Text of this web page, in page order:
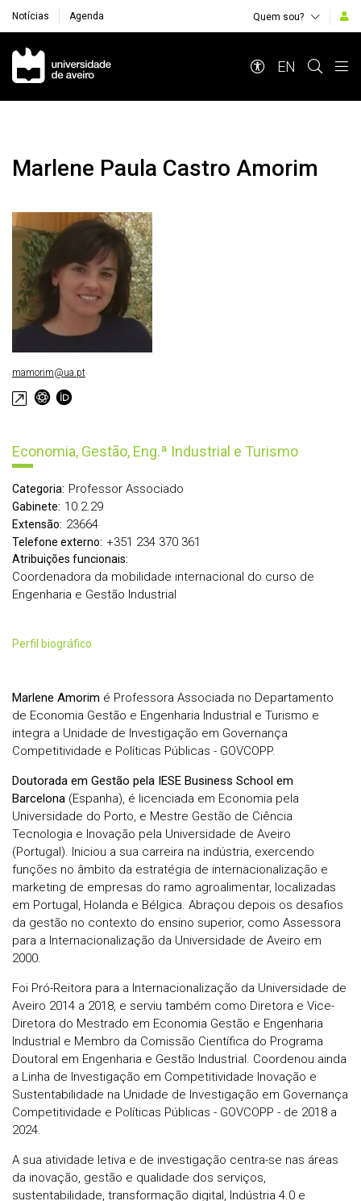
Notícias Agenda Quem sou?
Navegação Principal
EN
Marlene Paula Castro Amorim
Economia, Gestão, Eng.ª Industrial e Turismo
Categoria: Professor Associado
Gabinete: 10.2.29
Extensão: 23664
Telefone externo: +351 234 370 361
Atribuições funcionais:
Coordenadora da mobilidade internacional do curso de
Engenharia e Gestão Industrial
perfil biográfico
Marlene Amorim é Professora Associada no Departamento
de Economia Gestão e Engenharia Industrial e Turismo e
integra a Unidade de Investigação em Governança
Competitividade e Políticas Públicas - GOVCOPP.
Doutorada em Gestão pela IESE Business School em
Barcelona (Espanha), é licenciada em Economia pela
Universidade do Porto, e Mestre Gestão de Ciência
Tecnologia e Inovação pela Universidade de Aveiro
(Portugal). Iniciou a sua carreira na indústria, exercendo
funções no âmbito da estratégia de internacionalização e
marketing de empresas do ramo agroalimentar, localizadas
em Portugal, Holanda e Bélgica. Abraçou depois os desafios
da gestão no contexto do ensino superior, como Assessora
para a Internacionalização da Universidade de Aveiro em
2000.
Foi Pró-Reitora para a Internacionalização da Universidade de
Aveiro 2014 a 2018, e serviu também como Diretora e Vice-
Diretora do Mestrado em Economia Gestão e Engenharia
Industrial e Membro da Comissão Científica do Programa
Doutoral em Engenharia e Gestão Industrial. Coordenou ainda
a Linha de Investigação em Competitividade Inovação e
Sustentabilidade na Unidade de Investigação em Governança
Competitividade e Políticas Públicas - GOVCOPP - de 2018 a
2024.
A sua atividade letiva e de investigação centra-se nas áreas
da inovação, gestão e qualidade dos serviços,
sustentabilidade, transformação digital, Indústria 4.0 e
mamorim@ua.pt